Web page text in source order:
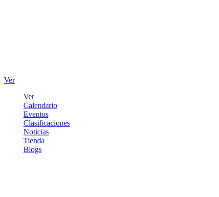
Ver
Ver
Calendario
Eventos
Clasificaciones
Noticias
Tienda
Blogs